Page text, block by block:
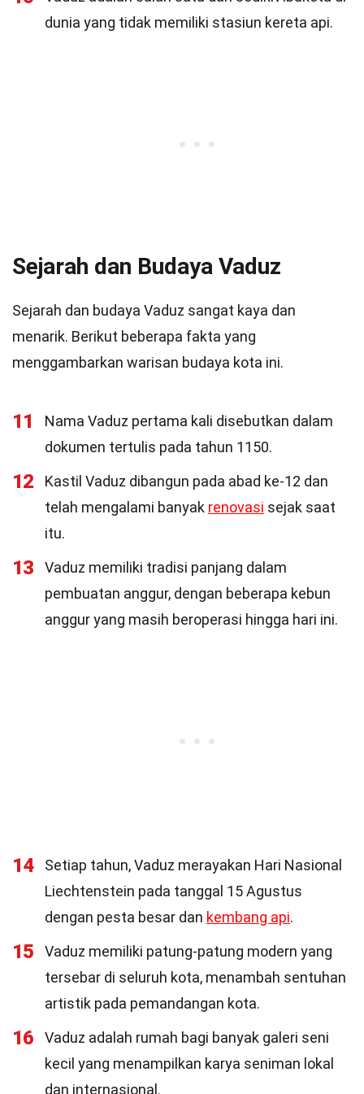
dunia yang tidak memiliki stasiun kereta api.
Sejarah dan Budaya Vaduz
Sejarah dan budaya Vaduz sangat kaya dan
menarik. Berikut beberapa fakta yang
menggambarkan warisan budaya kota ini.
11
Nama Vaduz pertama kali disebutkan dalam
dokumen tertulis pada tahun 1150.
12
Kastil Vaduz dibangun pada abad ke-12 dan
telah mengalami banyak renovasi sejak saat
itu.
13
Vaduz memiliki tradisi panjang dalam
pembuatan anggur, dengan beberapa kebun
anggur yang masih beroperasi hingga hari ini.
14
Setiap tahun, Vaduz merayakan Hari Nasional
Liechtenstein pada tanggal 15 Agustus
dengan pesta besar dan kembang api.
15
Vaduz memiliki patung-patung modern yang
tersebar di seluruh kota, menambah sentuhan
artistik pada pemandangan kota.
16
Vaduz adalah rumah bagi banyak galeri seni
kecil yang menampilkan karya seniman lokal
dan internasional.